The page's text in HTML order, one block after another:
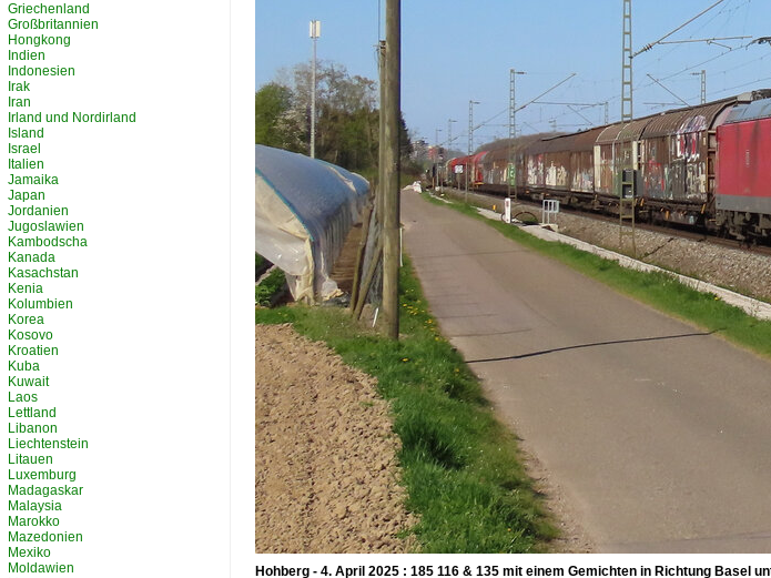
Hohberg - 4. April 2025 : 185 116 & 135 mit einem Gemichten in Richtung Basel
Griechenland
Großbritannien
Hongkong
Indien
Indonesien
Irak
Iran
Irland und Nordirland
Island
Israel
Italien
Jamaika
Japan
Jordanien
Jugoslawien
Kambodscha
Kanada
Kasachstan
Kenia
Kolumbien
Korea
Kosovo
Kroatien
Kuba
Kuwait
Laos
Lettland
Libanon
Liechtenstein
Litauen
Luxemburg
Madagaskar
Malaysia
Marokko
Mazedonien
Mexiko
Moldawien